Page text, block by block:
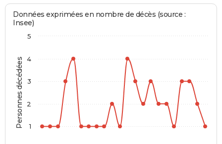
Personnes décédées
Données exprimées en nombre de décès (source :
Insee)
1
2
3
4
5